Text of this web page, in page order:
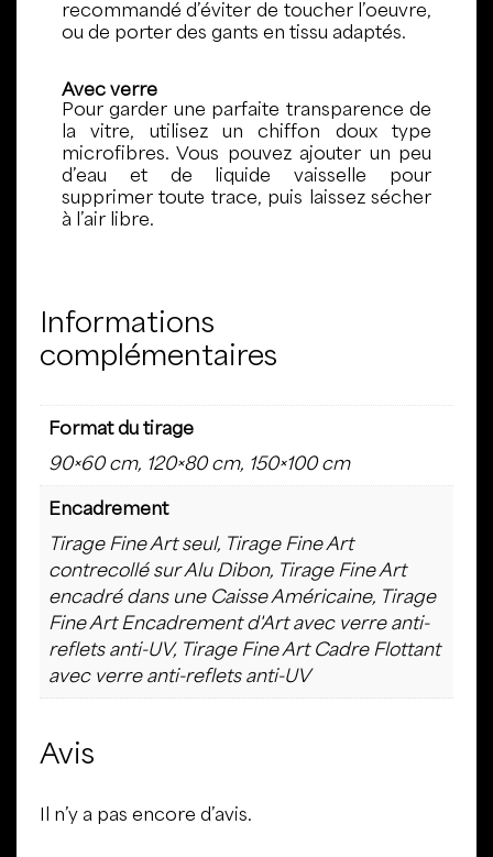
recommandé d’éviter de toucher l’oeuvre,
ou de porter des gants en tissu adaptés.
Avec verre
Pour garder une parfaite transparence de
la vitre, utilisez un chiffon doux type
microfibres. Vous pouvez ajouter un peu
d’eau et de liquide vaisselle pour
supprimer toute trace, puis laissez sécher
à l’air libre.
Informations
complémentaires
Format du tirage
90×60 cm, 120×80 cm, 150×100 cm
Encadrement
Tirage Fine Art seul, Tirage Fine Art
contrecollé sur Alu Dibon, Tirage Fine Art
encadré dans une Caisse Américaine, Tirage
Fine Art Encadrement d'Art avec verre anti-
reflets anti-UV, Tirage Fine Art Cadre Flottant
avec verre anti-reflets anti-UV
Avis
Il n’y a pas encore d’avis.